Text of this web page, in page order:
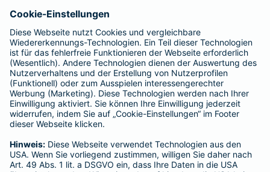
bei FirstVet als auch bei Pfotendoctor profitieren Sie von einer
Direktabrechnung. Die Kosten werden also direkt zwischen dem
Anbieter und uns abgerechnet.
Für mehr Infos zu den Anbietern klicken Sie auf die Logos.